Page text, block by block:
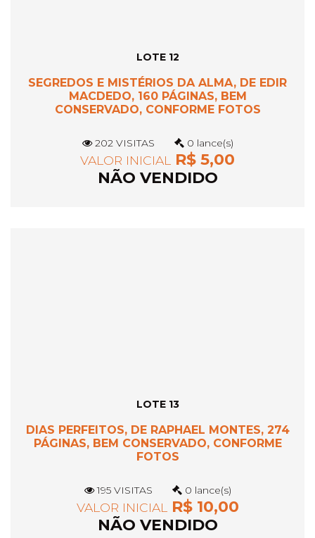
LOTE 12
SEGREDOS E MISTÉRIOS DA ALMA, DE EDIR
MACDEDO, 160 PÁGINAS, BEM
CONSERVADO, CONFORME FOTOS
202 VISITAS 0 lance(s)
VALOR INICIAL
R$ 5,00
NÃO VENDIDO
LOTE 13
DIAS PERFEITOS, DE RAPHAEL MONTES, 274
PÁGINAS, BEM CONSERVADO, CONFORME
FOTOS
195 VISITAS 0 lance(s)
VALOR INICIAL R$ 10,00
NÃO VENDIDO